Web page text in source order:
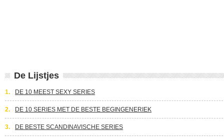
De Lijstjes
1. DE 10 MEEST SEXY SERIES
2. DE 10 SERIES MET DE BESTE BEGINGENERIEK
3. DE BESTE SCANDINAVISCHE SERIES